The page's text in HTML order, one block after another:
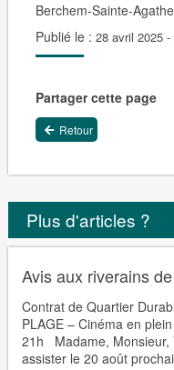
Berchem-Sainte-
Publié le : 28 avril 2025 -
Partager cette page
Retour
Plus d'articles ?
Avis aux riverains
Contrat de Quartier
PLAGE – Cinéma en
21h Madame, Monsieur,
assister le 20 août